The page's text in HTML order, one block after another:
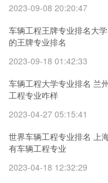
2023-09-08 20:20:47
车辆工程王牌专业排名大
的王牌专业排名
2023-09-18 01:42:33
车辆工程大学专业排名 兰
工程专业咋样
2023-04-27 05:15:41
世界车辆工程专业排名 上
有车辆工程专业
2023-04-18 12:32:29